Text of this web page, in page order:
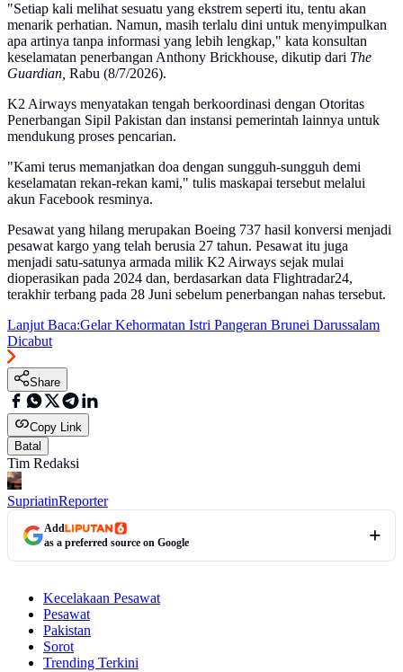
"Setiap kali melihat sesuatu yang ekstrem seperti itu, tentu akan
menarik perhatian. Namun, masih terlalu dini untuk menyimpulkan
apa artinya tanpa informasi yang lebih lengkap," kata konsultan
keselamatan penerbangan Anthony Brickhouse, dikutip dari The
Guardian, Rabu (8/7/2026).
K2 Airways menyatakan tengah berkoordinasi dengan Otoritas
Penerbangan Sipil Pakistan dan instansi pemerintah lainnya untuk
mendukung proses pencarian.
"Kami terus memanjatkan doa dengan sungguh-sungguh demi
keselamatan rekan-rekan kami," tulis maskapai tersebut melalui
akun Facebook resminya.
Pesawat yang hilang merupakan Boeing 737 hasil konversi menjadi
pesawat kargo yang telah berusia 27 tahun. Pesawat itu juga
menjadi satu-satunya armada milik K2 Airways sejak mulai
dioperasikan pada 2024 dan, berdasarkan data Flightradar24,
terakhir terbang pada 28 Juni sebelum penerbangan nahas tersebut.
Lanjut Baca:Gelar Kehormatan Istri Pangeran Brunei Darussalam
Dicabut
Share
Copy Link
Batal
Tim Redaksi
SupriatinReporter
Add
as a preferred source on Google
Kecelakaan Pesawat
Pesawat
Pakistan
Sorot
Trending Terkini